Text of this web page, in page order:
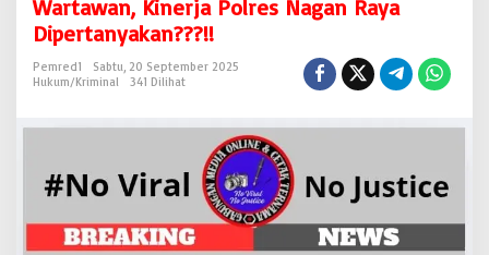
n
l
a
i
a
n
d
a
l
Wartawan, Kinerja Polres Nagan Raya
Dipertanyakan???!!
Pemred1
Sabtu, 20 September 2025
Hukum/Kriminal
341 Dilihat